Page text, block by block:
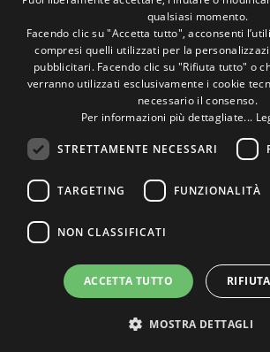
1M
Followers
13k
Followers
Un pò di foto! @marcosic_fondazione
©2015 Fondazione Marco Simoncelli P.
Home
Contatti
qualsiasi momento.
Facendo clic su "Accetta tutto", acconsenti
compresi quelli utilizzati per la
pubblicitari. Facendo clic su "Rifiuta tutto" o
verranno utilizzati esclusivamente i cookie
necessario il consenso.
Per informazioni più dettagliate...
STRETTAMENTE NECESSARI
TARGETING FUNZIONALITÀ
NON CLASSIFICATI
ACCETTA TUTTO
MOSTRA DETTAGLI